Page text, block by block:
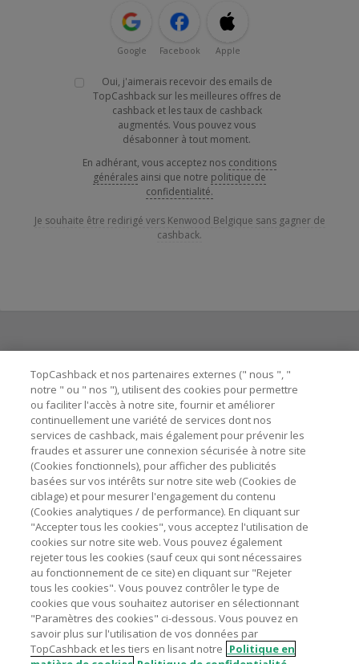
Google Facebook Apple
Oui, j'aimerais recevoir des emails de
TopCashback sur les meilleures offres de
cashback et les taux de cashback
augmentés. Vous pouvez vous
désabonner à tout moment.
En adhérant, vous acceptez nos conditions
générales ainsi que notre politique de
confidentialité.
Je souhaite être redirigé vers Kenwood Belgique sans gagner de
cashback.
Besoin d'aide ?
Astuces pour économiser
A propos de
Contactez-nous
Mentions légales
Nos sites UK US CN JP DE AU
TopCashback et nos partenaires externes (" nous ", "
notre " ou " nos "), utilisent des cookies pour permettre
ou faciliter l'accès à notre site, fournir et améliorer
continuellement une variété de services dont nos
services de cashback, mais également pour prévenir les
fraudes et assurer une connexion sécurisée à notre site
(Cookies fonctionnels), pour afficher des publicités
basées sur vos intérêts sur notre site web (Cookies de
ciblage) et pour mesurer l'engagement du contenu
(Cookies analytiques / de performance). En cliquant sur
"Accepter tous les cookies", vous acceptez l'utilisation de
cookies sur notre site web. Vous pouvez également
rejeter tous les cookies (sauf ceux qui sont nécessaires
au fonctionnement de ce site) en cliquant sur "Rejeter
tous les cookies". Vous pouvez contrôler le type de
cookies que vous souhaitez autoriser en sélectionnant
"Paramètres des cookies" ci-dessous. Vous pouvez en
savoir plus sur l'utilisation de vos données par
TopCashback et les tiers en lisant notre Politique en